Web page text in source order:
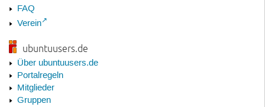
FAQ
Verein
ubuntuusers.de
Über ubuntuusers.de
Portalregeln
Mitglieder
Gruppen